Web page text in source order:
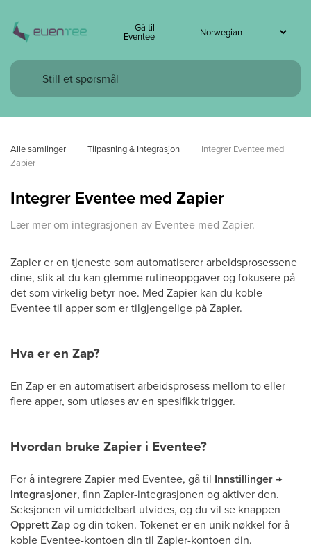
Gå til
Eventee
Alle samlinger Tilpasning & Integrasjon
Integrer Eventee med
Zapier
Integrer Eventee med Zapier
Lær mer om integrasjonen av Eventee med Zapier.
Zapier er en tjeneste som automatiserer arbeidsprosessene
dine, slik at du kan glemme rutineoppgaver og fokusere på
det som virkelig betyr noe. Med Zapier kan du koble
Eventee til apper som er tilgjengelige på Zapier.
Hva er en Zap?
En Zap er en automatisert arbeidsprosess mellom to eller
flere apper, som utløses av en spesifikk trigger.
Hvordan bruke Zapier i Eventee?
For å integrere Zapier med Eventee, gå til Innstillinger →
Integrasjoner, finn Zapier-integrasjonen og aktiver den.
Seksjonen vil umiddelbart utvides, og du vil se knappen
Opprett Zapog din token. Tokenet er en unik nøkkel for å
koble Eventee-kontoen din til Zapier-kontoen din.